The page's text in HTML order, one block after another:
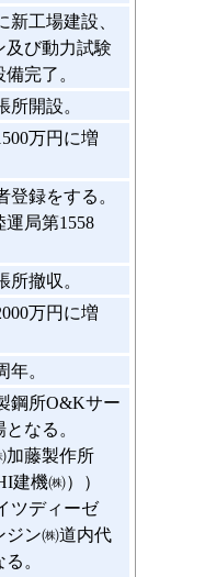
新工場建設、
及び動力試験
完了。
所開設。
万円に増
登録をする。
運局第1558
所撤収。
万円に増
年。
鋼所O&Kサー
なる。
加藤製作所
建機㈱））
ツディーゼ
ジン㈱道内代
。